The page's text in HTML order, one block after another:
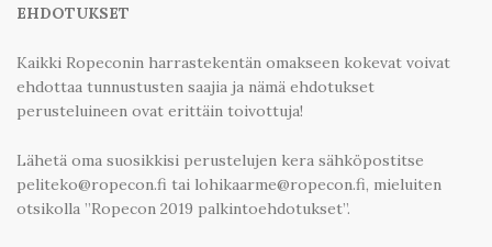
EHDOTUKSET
Kaikki Ropeconin harrastekentän omakseen kokevat voivat
ehdottaa tunnustusten saajia ja nämä ehdotukset
perusteluineen ovat erittäin toivottuja!
Lähetä oma suosikkisi perustelujen kera sähköpostitse
peliteko@ropecon.fi tai lohikaarme@ropecon.fi, mieluiten
otsikolla ”Ropecon 2019 palkintoehdotukset”.